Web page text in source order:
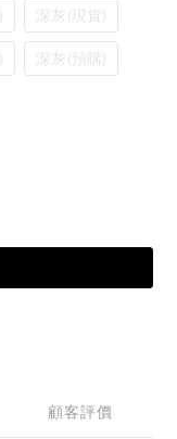
深灰(現貨)
深灰(預購)
顧客評價